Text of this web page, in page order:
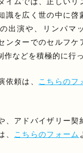
識を広く世の中に啓
出演や、リンパマ
ンターでのセルフケ
作などを積極的に行
依頼は、 こちらのフ
、アドバイザリー契
、
こちらのフォーム